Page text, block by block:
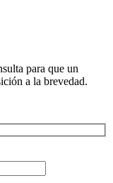
para que un
a la brevedad.